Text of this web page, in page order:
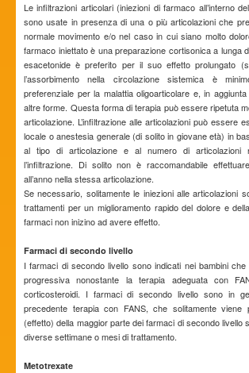
Le infiltrazioni articolari (iniezioni di farmaco all’interno
sono usate in presenza di una o più articolazioni che
normale movimento e/o nel caso in cui siano molto
farmaco iniettato è una preparazione cortisonica a lunga
esacetonide è preferito per il suo effetto prolungato
l’assorbimento nella circolazione sistemica è
preferenziale per la malattia oligoarticolare e, in
altre forme. Questa forma di terapia può essere ripetuta
articolazione. L’infiltrazione alle articolazioni può essere
locale o anestesia generale (di solito in giovane età) in
al tipo di articolazione e al numero di articolazioni
l’infiltrazione. Di solito non è raccomandabile
all’anno nella stessa articolazione.
Se necessario, solitamente le iniezioni alle articolazioni
trattamenti per un miglioramento rapido del dolore e
farmaci non inizino ad avere effetto.
Farmaci di secondo livello
I farmaci di secondo livello sono indicati nei bambini
progressiva nonostante la terapia adeguata con
corticosteroidi. I farmaci di secondo livello sono in
precedente terapia con FANS, che solitamente viene
(effetto) della maggior parte dei farmaci di secondo livello
diverse settimane o mesi di trattamento.
Metotrexate